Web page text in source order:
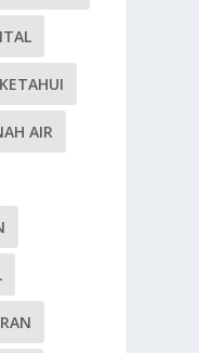
AIR